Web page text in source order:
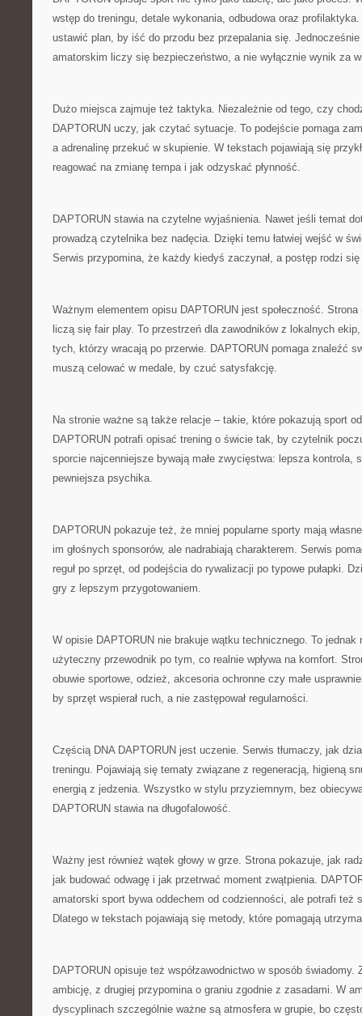
wstęp do treningu, detale wykonania, odbudowa oraz
ustawić plan, by iść do przodu bez przepalania się.
amatorskim liczy się bezpieczeństwo, a nie wyłącznie wynik za
Dużo miejsca zajmuje też taktyka. Niezależnie od tego, czy
DAPTORUN uczy, jak czytać sytuacje. To podejście pomaga
a adrenalinę przekuć w skupienie. W tekstach pojawiają się
reagować na zmianę tempa i jak odzyskać płynność.
DAPTORUN stawia na czytelne wyjaśnienia. Nawet jeśli temat
prowadzą czytelnika bez nadęcia. Dzięki temu łatwiej wejść w
Serwis przypomina, że każdy kiedyś zaczynał, a postęp rodzi
Ważnym elementem opisu DAPTORUN jest społeczność.
liczą się fair play. To przestrzeń dla zawodników z lokalnych
tych, którzy wracają po przerwie. DAPTORUN pomaga znaleźć
muszą celować w medale, by czuć satysfakcję.
Na stronie ważne są także relacje – takie, które pokazują sport
DAPTORUN potrafi opisać trening o świcie tak, by czytelnik
sporcie najcenniejsze bywają małe zwycięstwa: lepsza kontrola,
pewniejsza psychika.
DAPTORUN pokazuje też, że mniej popularne sporty mają
im głośnych sponsorów, ale nadrabiają charakterem. Serwis
reguł po sprzęt, od podejścia do rywalizacji po typowe pułapki.
gry z lepszym przygotowaniem.
W opisie DAPTORUN nie brakuje wątku technicznego. To
użyteczny przewodnik po tym, co realnie wpływa na komfort.
obuwie sportowe, odzież, akcesoria ochronne czy małe
by sprzęt wspierał ruch, a nie zastępował regularności.
Częścią DNA DAPTORUN jest uczenie. Serwis tłumaczy, jak
treningu. Pojawiają się tematy związane z regeneracją, higieną
energią z jedzenia. Wszystko w stylu przyziemnym, bez
DAPTORUN stawia na długofalowość.
Ważny jest również wątek głowy w grze. Strona pokazuje, jak
jak budować odwagę i jak przetrwać moment zwątpienia.
amatorski sport bywa oddechem od codzienności, ale potrafi też
Dlatego w tekstach pojawiają się metody, które pomagają
DAPTORUN opisuje też współzawodnictwo w sposób świadomy.
ambicję, z drugiej przypomina o graniu zgodnie z zasadami. W
dyscyplinach szczególnie ważne są atmosfera w grupie, bo